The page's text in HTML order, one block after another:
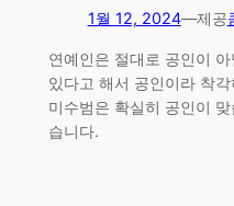
1월 12, 2024—제공
연예인은 절대로 공인이
있다고 해서 공인이라 착
미수범은 확실히 공인이
습니다.